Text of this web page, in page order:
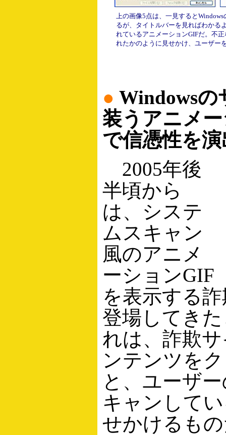
上の画像5点は、一見すると
るが、タイトルバーを見ればわかる
れているアニメーションGIFだ。不
れたかのように見せかけ、ユーザー
● Windowsの
装うアニメ
で信憑性を演
2005年後
半頃から
は、システ
ムスキャン
風のアニメ
ーションGIF
を表示する
登場してき
れは、詐欺
ンテンツを
と、ユーザ
キャンして
せかけるも